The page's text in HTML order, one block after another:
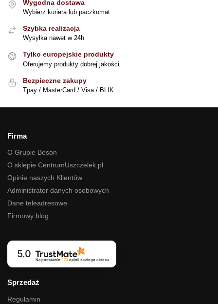
Wygodna dostawa
Wybierz kuriera lub paczkomat
Szybka realizacja
Wysyłka nawet w 24h
Tylko europejskie produkty
Oferujemy produkty dobrej jakości
Bezpieczne zakupy
Tpay / MasterCard / Visa / BLIK
Firma
O Grupie Beson
O sklepie CentrumUszczelek.pl
Opinie naszych Klientów
Administrator danych osobowych
Dane teleadresowe
Firmowy blog
5.0
Na podstawie 173opinii z całego okresu
Sprzedaż
Regulamin